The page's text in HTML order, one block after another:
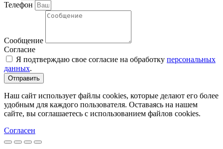
Телефон
Сообщение
Согласие
Я подтверждаю свое согласие на обработку персональных
данных.
Отправить
Наш сайт использует файлы cookies, которые делают его более
удобным для каждого пользователя. Оставаясь на нашем
сайте, вы соглашаетесь с использованием файлов cookies.
Согласен